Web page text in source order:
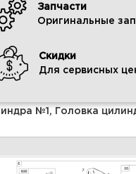
/ Комплект
двигателя
Запчасти
Оригинальные
Скидки
Для сервисных
№1, Головка